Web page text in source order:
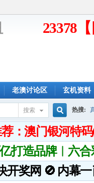
23378
老澳讨论区 玄机资料
搜索
搜
索
热搜: